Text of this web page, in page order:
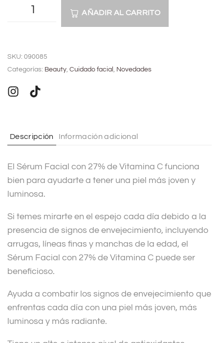
AÑADIR AL CARRITO
t
r
i
e
:
SKU: 090085
Categorías: Beauty, Cuidado facial , Novedades
Descripción Información adicional
El Sérum Facial con 27% de Vitamina C funciona
bien para ayudarte a tener una piel más joven y
luminosa.
Si temes mirarte en el espejo cada día debido a la
presencia de signos de envejecimiento, incluyendo
arrugas, líneas finas y manchas de la edad, el
Sérum Facial con 27% de Vitamina C puede ser
beneficioso.
Ayuda a combatir los signos de envejecimiento que
enfrentas cada día con una piel más joven, más
luminosa y más radiante.